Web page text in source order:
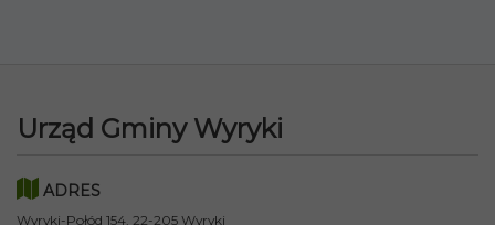
Urząd Gminy Wyryki
ADRES
Wyryki-Połód 154, 22-205 Wyryki